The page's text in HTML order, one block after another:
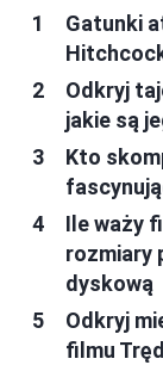
Gatunki
Odkryj
jakie są
Kto
Ile waży
rozmiary
dyskową
Odkryj
filmu